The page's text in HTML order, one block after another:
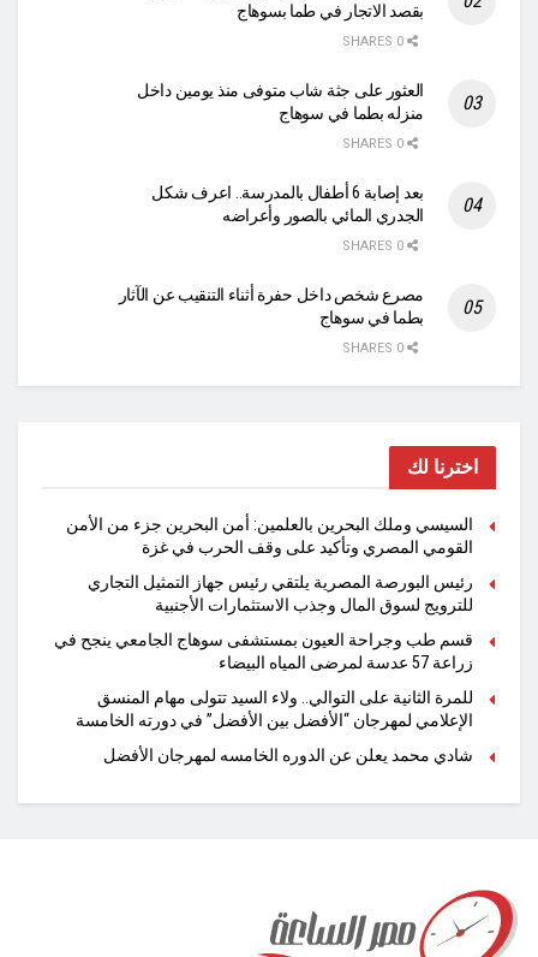
بقصد الاتجار في طما بسوهاج
العثور على جثة شاب متوفى منذ يومين داخل
منزله بطما في سوهاج
بعد إصابة 6 أطفال بالمدرسة.. اعرف شكل
الجدري المائي بالصور وأعراضه
مصرع شخص داخل حفرة أثناء التنقيب عن الآثار
بطما في سوهاج
اخترنا لك
السيسي وملك البحرين بالعلمين: أمن البحرين جزء من الأمن
القومي المصري وتأكيد على وقف الحرب في غزة
رئيس البورصة المصرية يلتقي رئيس جهاز التمثيل التجاري
للترويج لسوق المال وجذب الاستثمارات الأجنبية
قسم طب وجراحة العيون بمستشفى سوهاج الجامعي ينجح في
زراعة 57 عدسة لمرضى المياه البيضاء
للمرة الثانية على التوالي.. ولاء السيد تتولى مهام المنسق
الإعلامي لمهرجان “الأفضل بين الأفضل” في دورته الخامسة
شادي محمد يعلن عن الدوره الخامسه لمهرجان الأفضل